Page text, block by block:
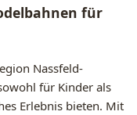
für
Nassfeld-
für Kinder als
Erlebnis bieten. Mit